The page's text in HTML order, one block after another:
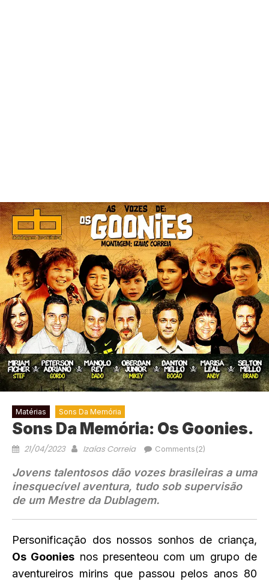
Matérias Sons Da Memória
Sons Da Memória: Os Goonies.
21/04/2023 Izaías Correia Comments(2)
Jovens talentosos dão vozes brasileiras a uma
inesquecível aventura, tudo sob supervisão
de um Mestre da Dublagem.
Personificação dos nossos sonhos de criança,
Os Goonies nos presenteou com um grupo de
aventureiros mirins que passou pelos anos 80